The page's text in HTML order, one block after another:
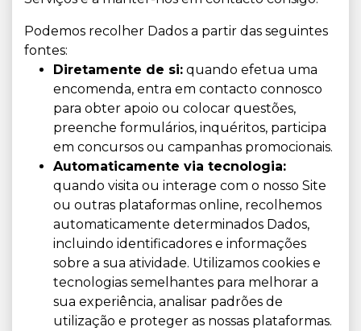
Podemos recolher Dados a partir das seguintes
fontes:
Diretamente de si: quando efetua uma
encomenda, entra em contacto connosco
para obter apoio ou colocar questões,
preenche formulários, inquéritos, participa
em concursos ou campanhas promocionais.
Automaticamente via tecnologia:
quando visita ou interage com o nosso Site
ou outras plataformas online, recolhemos
automaticamente determinados Dados,
incluindo identificadores e informações
sobre a sua atividade. Utilizamos cookies e
tecnologias semelhantes para melhorar a
sua experiência, analisar padrões de
utilização e proteger as nossas plataformas.